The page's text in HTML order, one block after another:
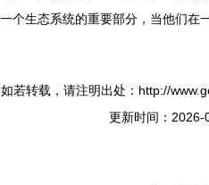
一个生态系统的重要部分，当他们在
如若转载，请注明出处：http://
更新时间：2026-